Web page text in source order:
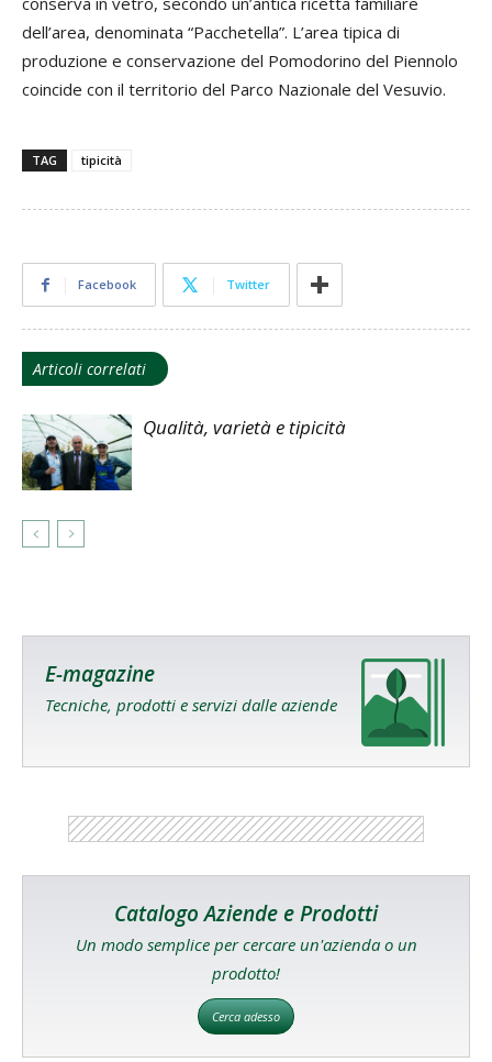
dell’area, denominata “Pacchetella”. L’area tipica di
produzione e conservazione del Pomodorino del Piennolo
coincide con il territorio del Parco Nazionale del Vesuvio.
TAG tipicità
Facebook Twitter
Articoli correlati
Qualità, varietà e tipicità
E-magazine
Tecniche, prodotti e servizi dalle aziende
Catalogo Aziende e Prodotti
Un modo semplice per cercare un'azienda o un
prodotto!
Cerca adesso